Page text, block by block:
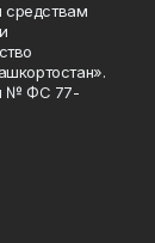
средствам
№ ФС 77-